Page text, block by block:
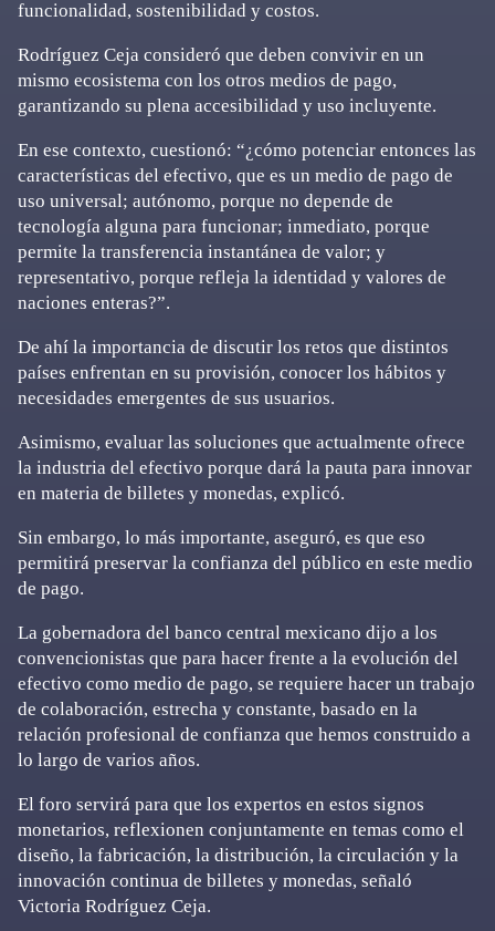
funcionalidad, sostenibilidad y costos.
Rodríguez Ceja consideró que deben convivir en un
mismo ecosistema con los otros medios de pago,
garantizando su plena accesibilidad y uso incluyente.
En ese contexto, cuestionó: “¿cómo potenciar entonces las
características del efectivo, que es un medio de pago de
uso universal; autónomo, porque no depende de
tecnología alguna para funcionar; inmediato, porque
permite la transferencia instantánea de valor; y
representativo, porque refleja la identidad y valores de
naciones enteras?”.
De ahí la importancia de discutir los retos que distintos
países enfrentan en su provisión, conocer los hábitos y
necesidades emergentes de sus usuarios.
Asimismo, evaluar las soluciones que actualmente ofrece
la industria del efectivo porque dará la pauta para innovar
en materia de billetes y monedas, explicó.
Sin embargo, lo más importante, aseguró, es que eso
permitirá preservar la confianza del público en este medio
de pago.
La gobernadora del banco central mexicano dijo a los
convencionistas que para hacer frente a la evolución del
efectivo como medio de pago, se requiere hacer un trabajo
de colaboración, estrecha y constante, basado en la
relación profesional de confianza que hemos construido a
lo largo de varios años.
El foro servirá para que los expertos en estos signos
monetarios, reflexionen conjuntamente en temas como el
diseño, la fabricación, la distribución, la circulación y la
innovación continua de billetes y monedas, señaló
Victoria Rodríguez Ceja.